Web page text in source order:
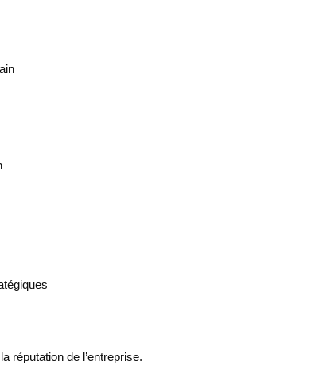
réputation de l’entreprise.